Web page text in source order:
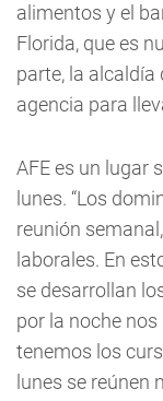
alimentos y el
Florida, que es
parte, la alcaldía
agencia para
AFE es un lugar
lunes. “Los
reunión
laborales. En
se desarrollan
por la noche
tenemos los
lunes se reúnen